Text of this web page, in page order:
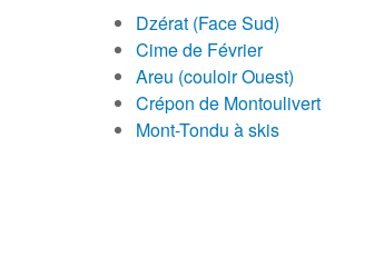
Dzérat (Face Sud)
Cime de Février
Areu (couloir Ouest)
Crépon de Montoulivert
Mont-Tondu à skis